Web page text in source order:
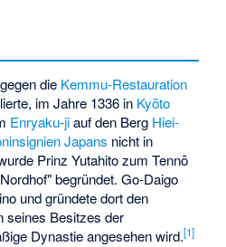
die Kemmu-Restauration
im Jahre 1336 in Kyōto
Enryaku-jiauf den Berg Hiei-
Japans nicht in
Prinz Yutahito zum Tennō
begründet. Go-Daigo
und gründete dort den
seines Besitzes der
Dynastie angesehen wird.[1]